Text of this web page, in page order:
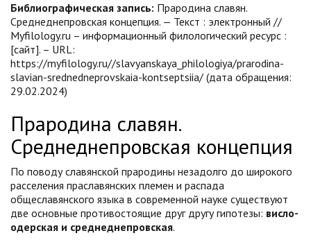
Библиографическая запись: Прародина славян.
Среднеднепровская концепция. — Текст : электронный //
Myfilology.ru – информационный филологический ресурс :
[сайт]. – URL:
https://myfilology.ru//slavyanskaya_philologiya/prarodina-
slavian-srednedneprovskaia-kontseptsiia/ (дата обращения:
29.02.2024)
Прародина славян.
Среднеднепровская концепция
По поводу славянской прародины незадолго до широкого
расселения праславянских племен и распада
общеславянского языка в современной науке существуют
две основные противостоящие друг другу гипотезы: висло-
одерская и среднеднепровская.